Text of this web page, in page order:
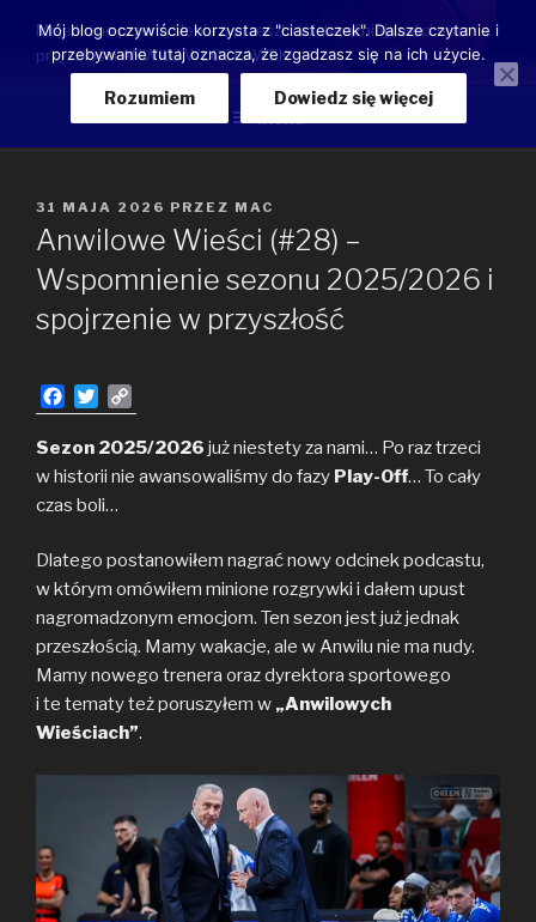
treści
Moje luźne przemyślenia o przeszłości, teraźniejszości oraz
przyszłości ANWILU WŁOCŁAWEK
OPUBLIKOWANE
W
31 MAJA 2026 PRZEZ MAC
Anwilowe Wieści (#28) –
Wspomnienie sezonu 2025/2026 i
spojrzenie w przyszłość
a
c
e
o
k
w
i
t
e
o
p
k
Sezon 2025/2026 już niestety za nami… Po raz trzeci
w historii nie awansowaliśmy do fazy Play-Off… To cały
czas boli…
Dlatego postanowiłem nagrać nowy odcinek podcastu,
w którym omówiłem minione rozgrywki i dałem upust
nagromadzonym emocjom. Ten sezon jest już jednak
przeszłością. Mamy wakacje, ale w Anwilu nie ma nudy.
Mamy nowego trenera oraz dyrektora sportowego
i te tematy też poruszyłem w „Anwilowych
Wieściach”.
Mój blog oczywiście korzysta z "ciasteczek". Dalsze czytanie i
przebywanie tutaj oznacza, że zgadzasz się na ich użycie.
Rozumiem Dowiedz się więcej